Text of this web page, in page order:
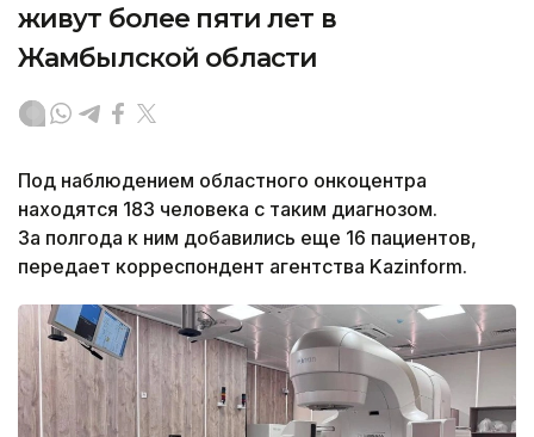
живут более пяти лет в
Жамбылской области
Под наблюдением областного онкоцентра
находятся 183 человека с таким диагнозом.
За полгода к ним добавились еще 16 пациентов,
передает корреспондент агентства Kazinform.